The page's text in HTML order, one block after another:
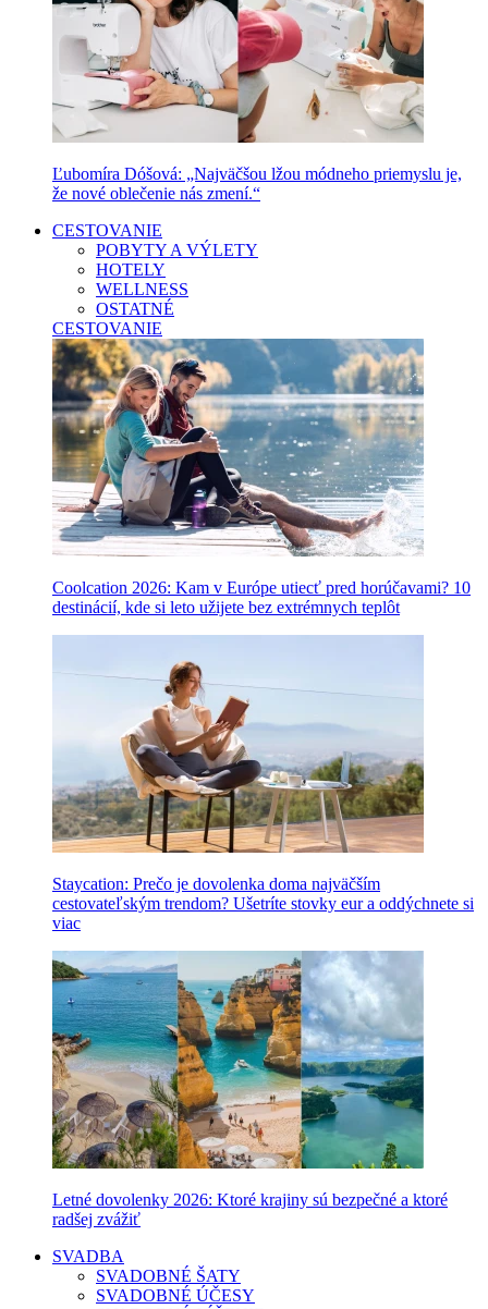
Ľubomíra Dóšová: „Najväčšou lžou módneho priemyslu je,
že nové oblečenie nás zmení.“
CESTOVANIE
POBYTY A VÝLETY
HOTELY
WELLNESS
OSTATNÉ
CESTOVANIE
Coolcation 2026: Kam v Európe utiecť pred horúčavami? 10
destinácií, kde si leto užijete bez extrémnych teplôt
Staycation: Prečo je dovolenka doma najväčším
cestovateľským trendom? Ušetríte stovky eur a oddýchnete si
viac
Letné dovolenky 2026: Ktoré krajiny sú bezpečné a ktoré
radšej zvážiť
SVADBA
SVADOBNÉ ŠATY
SVADOBNÉ ÚČESY